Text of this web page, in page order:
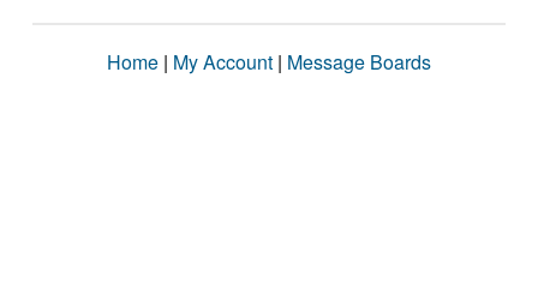
Home | My Account | Message Boards